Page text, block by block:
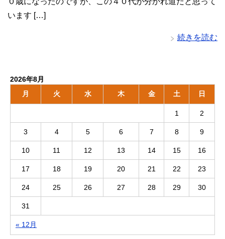
います […]
続きを読む
2026年8月
月
火 水 木 金 土 日
« 12月
1 2
3 4 5 6 7 8 9
10 11 12 13 14 15 16
17 18 19 20 21 22 23
24 25 26 27 28 29 30
31